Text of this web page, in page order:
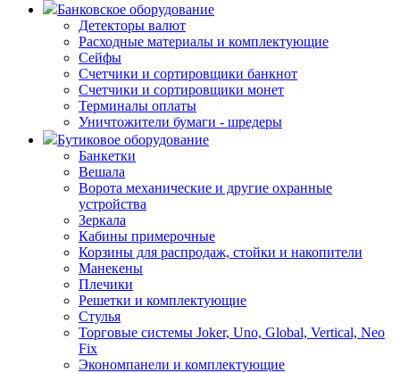
Банковское оборудование
Детекторы валют
Расходные материалы и комплектующие
Сейфы
Счетчики и сортировщики банкнот
Счетчики и сортировщики монет
Терминалы оплаты
Уничтожители бумаги - шредеры
Бутиковое оборудование
Банкетки
Вешала
Ворота механические и другие охранные
устройства
Зеркала
Кабины примерочные
Корзины для распродаж, стойки и накопители
Манекены
Плечики
Решетки и комплектующие
Стулья
Торговые системы Joker, Uno, Global, Vertical, Neo
Fix
Экономпанели и комплектующие